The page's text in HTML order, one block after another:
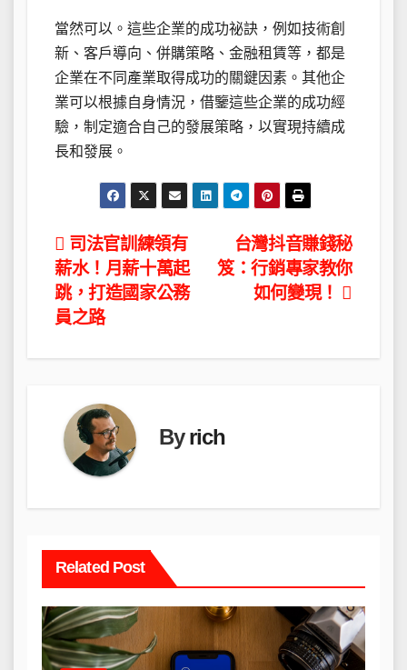
當然可以。這些企業的成功祕訣，例如技術創
新、客戶導向、併購策略、金融租賃等，都是
企業在不同產業取得成功的關鍵因素。其他企
業可以根據自身情況，借鑒這些企業的成功經
驗，制定適合自己的發展策略，以實現持續成
長和發展。
文
章
導
覽
台灣抖音賺錢秘
笈：行銷專家教你
如何變現！
司法官訓練領有
薪水！月薪十萬起
跳，打造國家公務
員之路
Byrich
Related Post